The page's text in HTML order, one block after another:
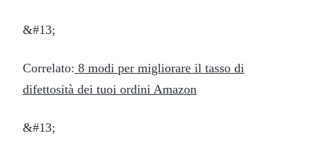
&#13;
Correlato: 8 modi per migliorare il tasso di
difettosità dei tuoi ordini Amazon
&#13;